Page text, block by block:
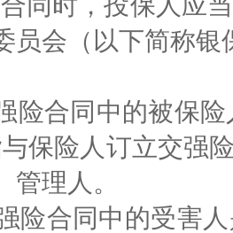
员会（以下简称
险合同中的被保
保险人订立交强
理人。
险合同中的受害